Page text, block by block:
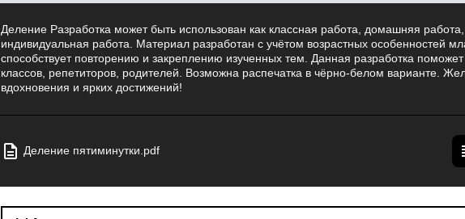
Деление Разработка может быть использован как классная работа, домашняя
индивидуальная работа. Материал разработан с учётом возрастных особенностей
способствует повторению и закреплению изученных тем. Данная разработка
классов, репетиторов, родителей. Возможна распечатка в чёрно-белом варианте.
вдохновения и ярких достижений!
Деление пятиминутки.pdf